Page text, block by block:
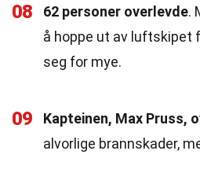
08 62 personer overlevde.
å hoppe ut av luftskipet
seg for mye.
09 Kapteinen, Max Pruss,
alvorlige brannskader,